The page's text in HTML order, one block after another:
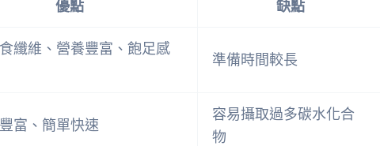
優點 缺點
纖維、營養豐富、飽足感
準備時間較長
富、簡單快速
容易攝取過多碳水化合
物